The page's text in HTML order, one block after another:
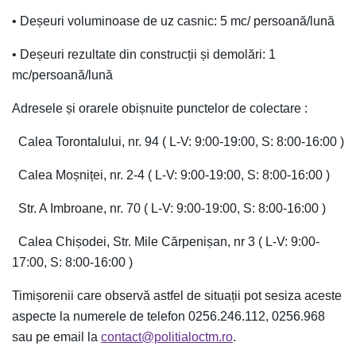
• Deșeuri voluminoase de uz casnic: 5 mc/ persoană/lună
• Deșeuri rezultate din construcții și demolări: 1
mc/persoană/lună
Adresele și orarele obișnuite punctelor de colectare :
Calea Torontalului, nr. 94 ( L-V: 9:00-19:00, S: 8:00-16:00 )
Calea Moșniței, nr. 2-4 ( L-V: 9:00-19:00, S: 8:00-16:00 )
Str. A Imbroane, nr. 70 ( L-V: 9:00-19:00, S: 8:00-16:00 )
Calea Chișodei, Str. Mile Cărpenișan, nr 3 ( L-V: 9:00-
17:00, S: 8:00-16:00 )
Timișorenii care observă astfel de situații pot sesiza aceste
aspecte la numerele de telefon 0256.246.112, 0256.968
sau pe email la contact@politialoctm.ro.